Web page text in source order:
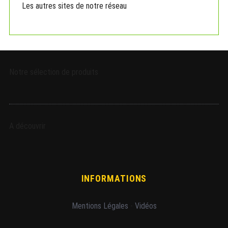
Les autres sites de notre réseau
INFORMATIONS
Mentions Légales Vidéos